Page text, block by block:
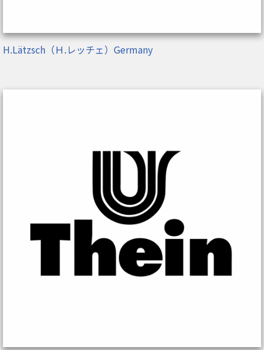
H.Lätzsch（Ｈ.レッチェ）Germany